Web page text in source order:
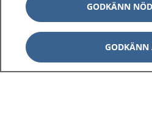
Hantering av kakor
Inställningar för kakor
GODKÄNN
GODKÄNN